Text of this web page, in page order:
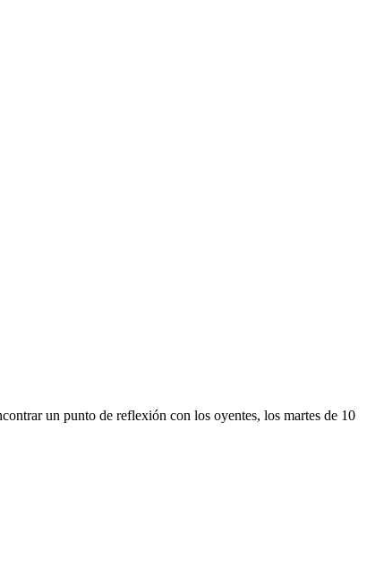
un punto de reflexión con los oyentes, los martes de 10